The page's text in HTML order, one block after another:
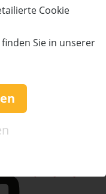
Cookie
Sie in unserer
63 90